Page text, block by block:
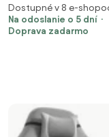
Dostupné v 8 e-
Na odoslanie o 5 dní
Doprava zadarmo